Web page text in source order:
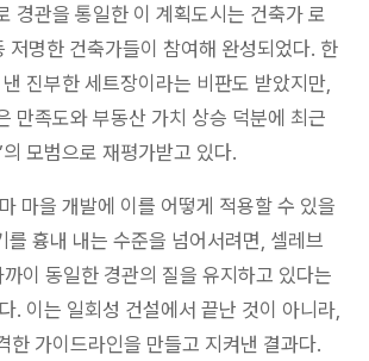
경관을 통일한 이 계획도시는 건축가 로
저명한 건축가들이 참여해 완성되었다. 한
진부한 세트장이라는 비판도 받았지만,
만족도와 부동산 가치 상승 덕분에 최근
의 모범으로 재평가받고 있다.
마을 개발에 이를 어떻게 적용할 수 있을
를 흉내 내는 수준을 넘어서려면, 셀레브
이 동일한 경관의 질을 유지하고 있다는
. 이는 일회성 건설에서 끝난 것이 아니라,
한 가이드라인을 만들고 지켜낸 결과다.